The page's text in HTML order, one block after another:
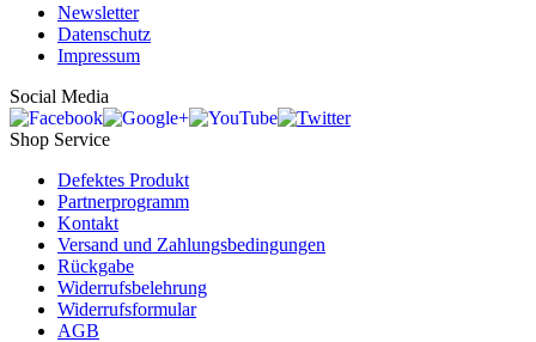
Newsletter
Datenschutz
Impressum
Social Media
Shop Service
Defektes Produkt
Partnerprogramm
Kontakt
Versand und Zahlungsbedingungen
Rückgabe
Widerrufsbelehrung
Widerrufsformular
AGB